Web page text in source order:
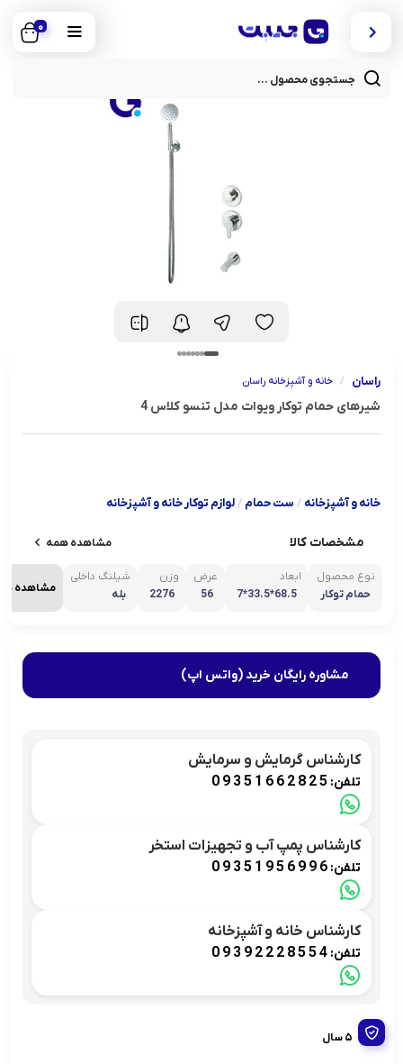
0
راسان / خانه و آشپزخانه راسان
شیرهای حمام توکار ویوات مدل تنسو کلاس 4
خانه و آشپزخانه / ست حمام /لوازم توکار خانه و آشپزخانه
مشخصات کالا مشاهده همه
نوع محصول
حمام توکار
ابعاد
68.5*33.5*7
عرض
56
وزن
2276
شیلنگ داخلی
بله
مشاهده
مشاوره رایگان خرید (واتس اپ)
کارشناس گرمایش و سرمایش
تلفن: 09351662825
کارشناس پمپ آب و تجهیزات استخر
تلفن: 09351956996
کارشناس خانه و آشپزخانه
تلفن: 09392228554
5 سال